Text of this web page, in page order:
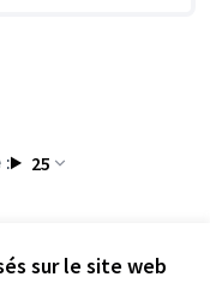
sur le site web
: 25